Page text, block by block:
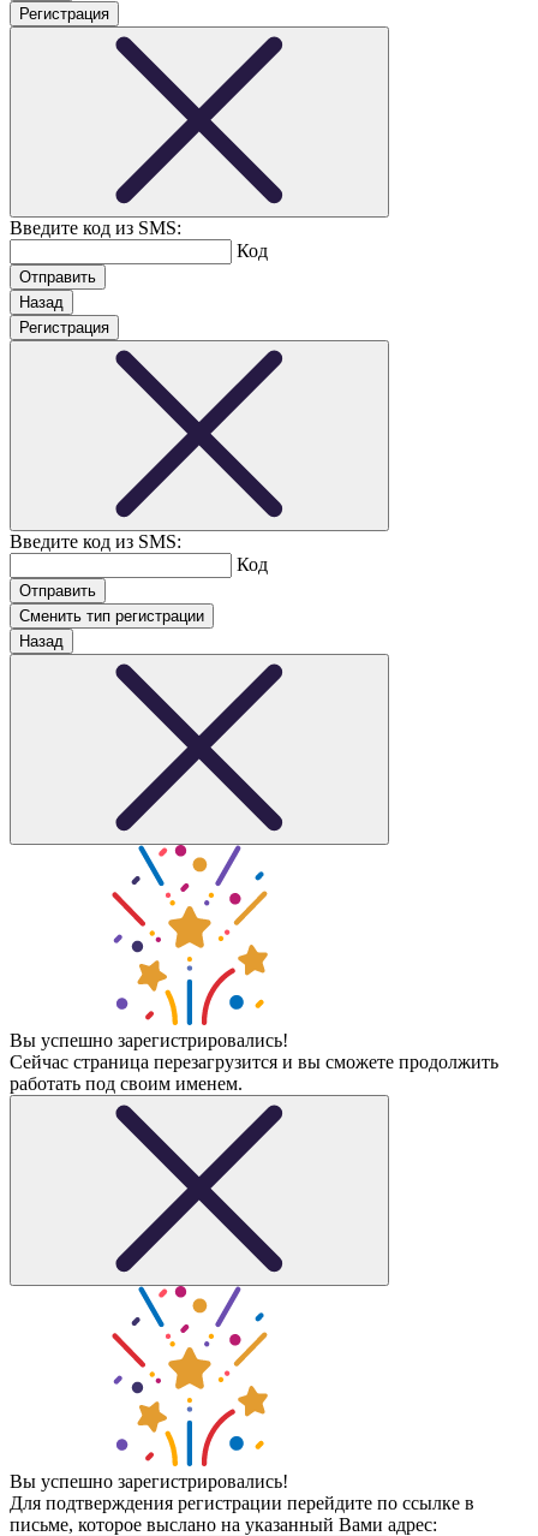
Регистрация
Введите код из SMS:
Код
Назад
Регистрация
Введите код из SMS:
Код
Сменить тип регистрации
Назад
Вы успешно зарегистрировались!
Сейчас страница перезагрузится и вы сможете продолжить
работать под своим именем.
Вы успешно зарегистрировались!
Для подтверждения регистрации перейдите по ссылке в
письме, которое выслано на указанный Вами адрес: